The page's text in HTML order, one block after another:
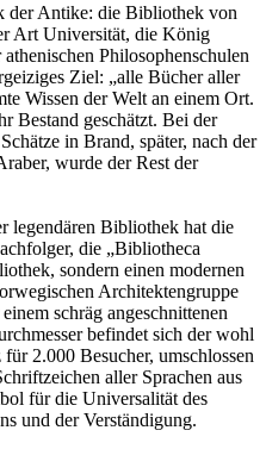
der Antike: die Bibliothek von
Art Universität, die König
Philosophenschulen
Ziel: „alle Bücher aller
Wissen der Welt an einem Ort.
Bestand geschätzt. Bei der
in Brand, später, nach der
wurde der Rest der
legendären Bibliothek hat die
die „Bibliotheca
sondern einen modernen
Architektengruppe
schräg angeschnittenen
befindet sich der wohl
2.000 Besucher, umschlossen
aller Sprachen aus
für die Universalität des
und der Verständigung.